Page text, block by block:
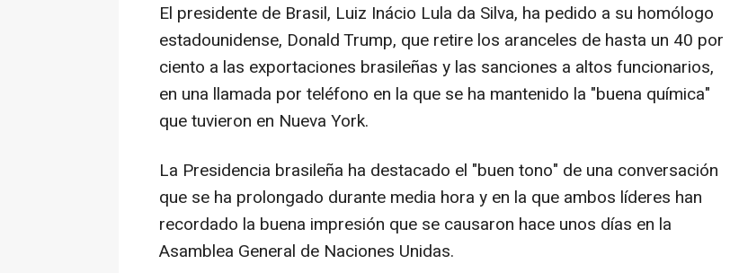
El presidente de Brasil, Luiz Inácio Lula da Silva, ha pedido a su homólogo
estadounidense, Donald Trump, que retire los aranceles de hasta un 40 por
ciento a las exportaciones brasileñas y las sanciones a altos funcionarios,
en una llamada por teléfono en la que se ha mantenido la "buena química"
que tuvieron en Nueva York.
La Presidencia brasileña ha destacado el "buen tono" de una conversación
que se ha prolongado durante media hora y en la que ambos líderes han
recordado la buena impresión que se causaron hace unos días en la
Asamblea General de Naciones Unidas.